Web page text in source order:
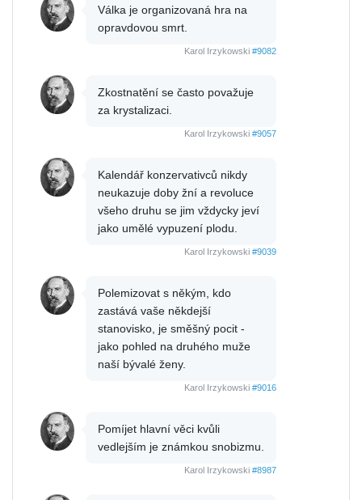
Válka je organizovaná hra na
opravdovou smrt.
Karol Irzykowski #9082
Zkostnatění se často považuje
za krystalizaci.
Karol Irzykowski #9057
Kalendář konzervativců nikdy
neukazuje doby žní a revoluce
všeho druhu se jim vždycky jeví
jako umělé vypuzení plodu.
Karol Irzykowski #9039
Polemizovat s někým, kdo
zastává vaše někdejší
stanovisko, je směšný pocit -
jako pohled na druhého muže
naší bývalé ženy.
Karol Irzykowski #9016
Pomíjet hlavní věci kvůli
vedlejším je známkou snobizmu.
Karol Irzykowski #8987